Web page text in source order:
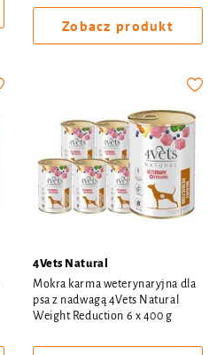
Zobacz produkt
4Vets Natural
Mokra karma weterynaryjna dla
psa z nadwagą 4Vets Natural
Weight Reduction 6 x 400 g